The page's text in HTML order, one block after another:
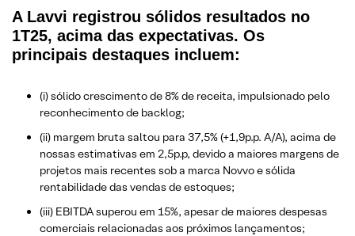
A Lavvi registrou sólidos resultados no
1T25, acima das expectativas. Os
principais destaques incluem:
(i) sólido crescimento de 8% de receita, impulsionado pelo
reconhecimento de backlog;
(ii) margem bruta saltou para 37,5% (+1,9p.p. A/A), acima de
nossas estimativas em 2,5p.p, devido a maiores margens de
projetos mais recentes sob a marca Novvo e sólida
rentabilidade das vendas de estoques;
(iii) EBITDA superou em 15%, apesar de maiores despesas
comerciais relacionadas aos próximos lançamentos;